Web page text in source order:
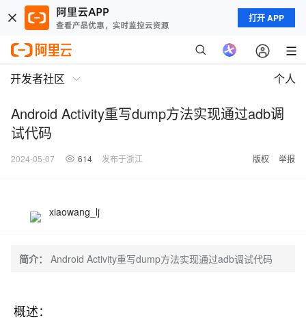
打开 APP
开发者社区 个人
Android Activity重写dump方法实现通过adb调
试代码
2024-05-07 614 发布于浙江 版权 举报
xiaowang_lj
简介： Android Activity重写dump方法实现通过adb调试代码
概述：